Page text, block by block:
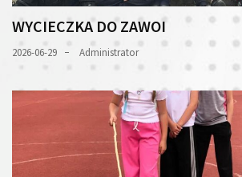
WYCIECZKA DO ZAWOI
2026-06-29 Administrator